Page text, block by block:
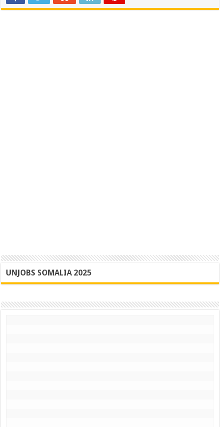
UNJOBS SOMALIA 2025